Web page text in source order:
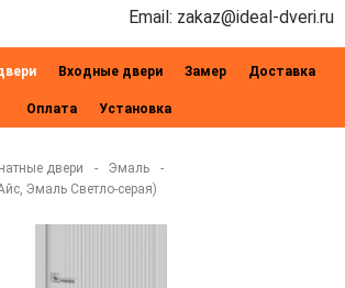
Email: zakaz@ideal-dveri.ru
Входные двери Замер Доставка
Оплата Установка
двери - Эмаль
-
Эмаль Светло-серая)